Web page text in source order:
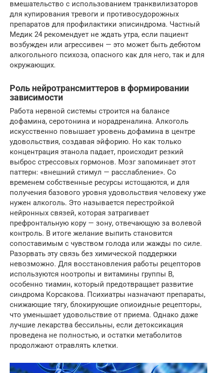
вмешательство с использованием транквилизаторов
для купирования тревоги и противосудорожных
препаратов для профилактики эписиндрома. Частный
Медик 24 рекомендует не ждать утра, если пациент
возбужден или агрессивен — это может быть дебютом
алкогольного психоза, опасного как для него, так и для
окружающих.
Роль нейротрансмиттеров в формировании
зависимости
Работа нервной системы строится на балансе
дофамина, серотонина и норадреналина. Алкоголь
искусственно повышает уровень дофамина в центре
удовольствия, создавая эйфорию. Но как только
концентрация этанола падает, происходит резкий
выброс стрессовых гормонов. Мозг запоминает этот
паттерн: «внешний стимул — расслабление». Со
временем собственные ресурсы истощаются, и для
получения базового уровня удовольствия человеку уже
нужен алкоголь. Это называется перестройкой
нейронных связей, которая затрагивает
префронтальную кору — зону, отвечающую за волевой
контроль. В итоге желание выпить становится
сопоставимым с чувством голода или жажды по силе.
Разорвать эту связь без химической поддержки
невозможно. Для восстановления работы рецепторов
используются ноотропы и витамины группы B,
особенно тиамин, который предотвращает развитие
синдрома Корсакова. Психиатры назначают препараты,
снижающие тягу, блокирующие опиоидные рецепторы,
что уменьшает удовольствие от приема. Однако даже
лучшие лекарства бессильны, если детоксикация
проведена не полностью, и остатки метаболитов
продолжают отравлять клетки.